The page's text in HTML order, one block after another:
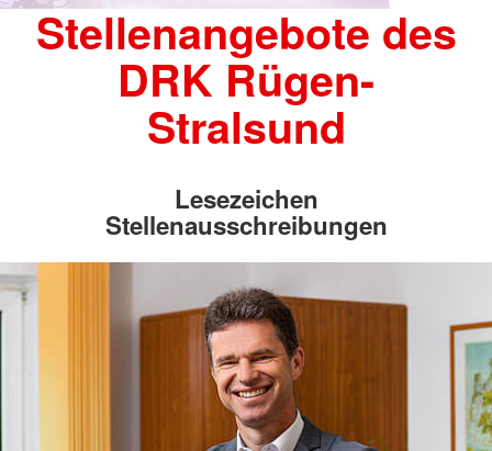
Stellenangebote des
DRK Rügen-
Stralsund
Lesezeichen
Stellenausschreibungen